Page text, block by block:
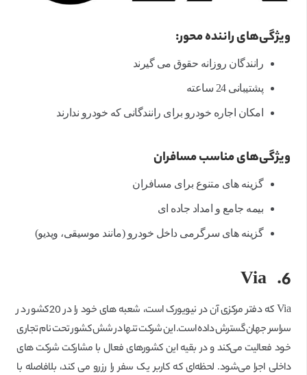
ویژگی‌های راننده محور:
رانندگان روزانه حقوق می گیرند
پشتیبانی 24 ساعته
امکان اجاره خودرو برای رانندگانی که خودرو ندارند
ویژگی‌های مناسب مسافران
گزینه های متنوع برای مسافران
بیمه جامع و امداد جاده ای
گزینه های سرگرمی داخل خودرو (مانند موسیقی، ویدیو)
6.
Via
Via که دفتر مرکزی آن در نیویورک است، شعبه های خود را در 20 کشور در
سراسر جهان گسترش داده است. این شرکت تنها در شش کشور تحت نام تجاری
خود فعالیت می‌کند و در بقیه این کشورهای فعال با مشارکت شرکت های
داخلی اجرا می‌شود. لحظه‌ای که کاربر یک سفر را رزرو می کند، بلافاصله با